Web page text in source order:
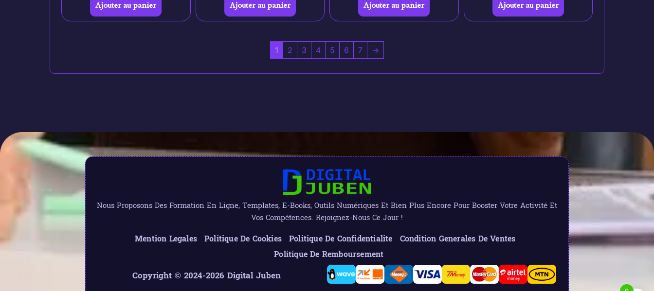
Ajouter au panier Ajouter au panier Ajouter au panier Ajouter au panier
1 2 3 4 5 6 7 →
Nous Proposons Des Formation En Ligne, Templates, E-Books, Outils Numériques Et Bien Plus Encore Pour Booster Votre Activité Et
Vos Compétences. Rejoignez-Nous Ce Jour !
Mention Legales Politique De Cookies Politique De Confidentialite Condition Generales De Ventes
Politique De Remboursement
Copyright © 2024-2026 Digital Juben